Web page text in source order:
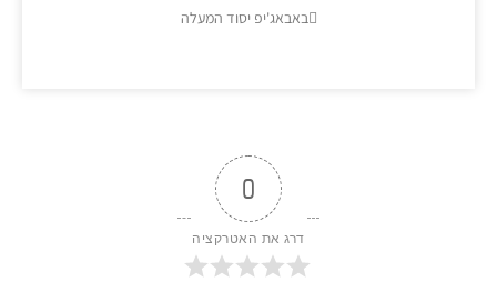
באבאג'יפ יסוד המעלה
דרג את האטרקציה